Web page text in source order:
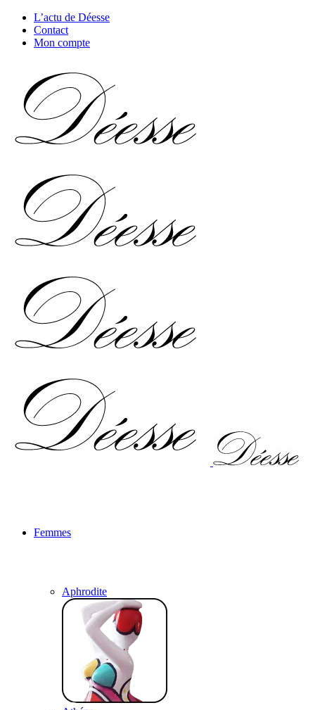
L’actu de Déesse
Contact
Mon compte
Femmes
Aphrodite